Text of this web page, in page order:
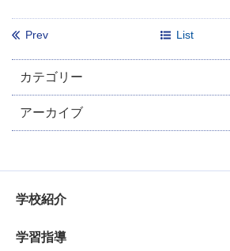
Prev List
カテゴリー
アーカイブ
学校紹介
学習指導